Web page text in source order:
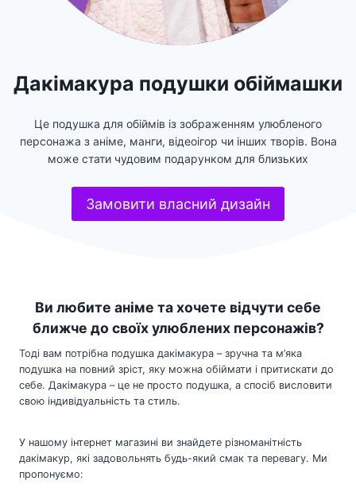
Дакімакура подушки обіймашки
Це подушка для обіймів із зображенням улюбленого
персонажа з аніме, манги, відеоігор чи інших творів. Вона
може стати чудовим подарунком для близьких
Замовити власний дизайн
Ви любите аніме та хочете відчути себе
ближче до своїх улюблених персонажів?
Тоді вам потрібна подушка дакімакура – зручна та м’яка
подушка на повний зріст, яку можна обіймати і притискати до
себе. Дакімакура – це не просто подушка, а спосіб висловити
свою індивідуальність та стиль.
У нашому інтернет магазині ви знайдете різноманітність
дакімакур, які задовольнять будь-який смак та перевагу. Ми
пропонуємо: